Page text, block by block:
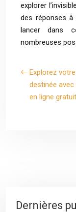
explorer
des réponses à
lancer dans
nombreuses
Explorez votre
destinée
en ligne gratuit
Dernières